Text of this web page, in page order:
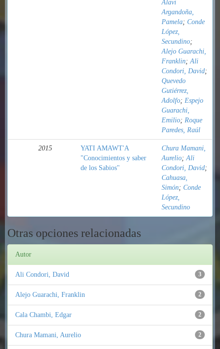
Alavi
Argandoña,
Pamela; Conde
López,
Secundino;
Alejo Guarachi,
Franklin;Ali
Condori, David;
Quevedo
Gutiérrez,
Adolfo; Espejo
Guarachi,
Emilio; Roque
Paredes, Raúl
2015
YATI AMAWT'A
"Conocimientos y saber
de los Sabios"
Chura Mamani,
Aurelio;Ali
Condori, David;
Cahuasa,
Simón; Conde
López,
Secundino
Otras opciones relacionadas
Autor
3
Ali Condori, David
2
Alejo Guarachi, Franklin
2
Cala Chambi, Edgar
2
Chura Mamani, Aurelio